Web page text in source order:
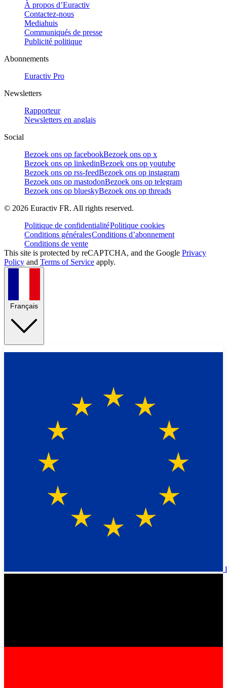
À propos d’Euractiv
Contactez-nous
Mediahuis
Communiqués de presse
Publicité politique
Abonnements
Euractiv Pro
Newsletters
Rapporteur
Newsletters en anglais
Social
Bezoek ons op facebookBezoek ons op x
Bezoek ons op linkedinBezoek ons op youtube
Bezoek ons op rss-feedBezoek ons op instagram
Bezoek ons op mastodonBezoek ons op telegram
Bezoek ons op blueskyBezoek ons op threads
© 2026 Euractiv FR. All rights reserved.
Politique de confidentialitéPolitique cookies
Conditions généralesConditions d’abonnement
Conditions de vente
This site is protected by reCAPTCHA, and the Google Privacy
Policy and Terms of Service apply.
Français